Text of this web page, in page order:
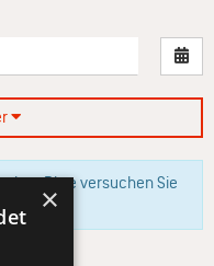
Bitte versuchen Sie
×